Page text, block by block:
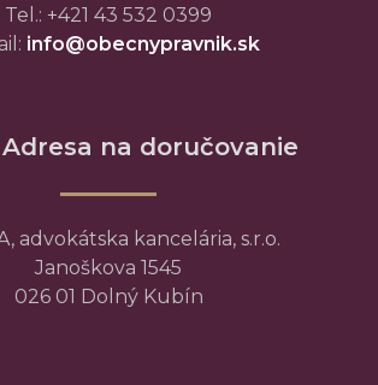
Tel.: +421 43 532 0399
info@obecnypravnik.sk
na doručovanie
advokátska kancelária, s.r.o.
Janoškova 1545
026 01 Dolný Kubín